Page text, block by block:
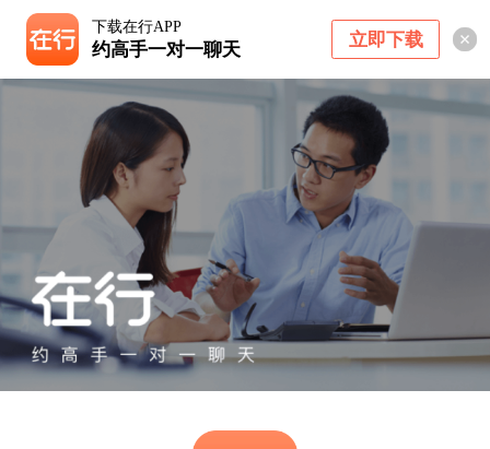
下载在行APP
约高手一对一聊天 立即下载